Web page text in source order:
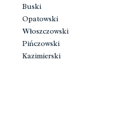
Buski
Opatowski
Włoszczowski
Pińczowski
Kazimierski